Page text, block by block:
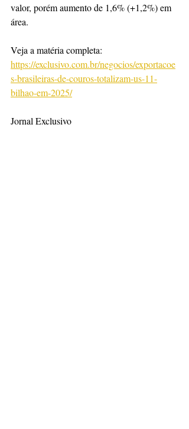
valor, porém aumento de 1,6% (+1,2%) em
área.
Veja a matéria completa:
https://exclusivo.com.br/negocios/exportacoe
s-brasileiras-de-couros-totalizam-us-11-
bilhao-em-2025/
Jornal Exclusivo